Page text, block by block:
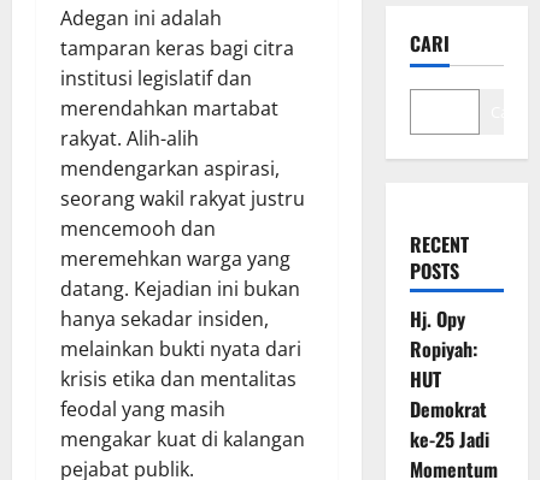
Adegan ini adalah
tamparan keras bagi citra
institusi legislatif dan
merendahkan martabat
rakyat. Alih-alih
mendengarkan aspirasi,
seorang wakil rakyat justru
mencemooh dan
meremehkan warga yang
datang. Kejadian ini bukan
hanya sekadar insiden,
melainkan bukti nyata dari
krisis etika dan mentalitas
feodal yang masih
mengakar kuat di kalangan
pejabat publik.
CARI
RECENT
POSTS
Hj. Opy
Ropiyah:
HUT
Demokrat
ke-25 Jadi
Momentum